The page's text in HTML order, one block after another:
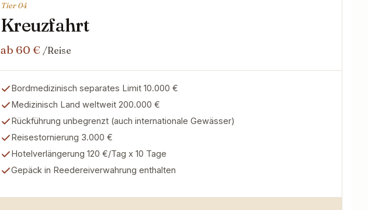
Tier 04
Kreuzfahrt
ab 60 € /Reise
Bordmedizinisch separates Limit 10.000 €
Medizinisch Land weltweit 200.000 €
Rückführung unbegrenzt (auch internationale Gewässer)
Reisestornierung 3.000 €
Hotelverlängerung 120 €/Tag x 10 Tage
Gepäck in Reedereiverwahrung enthalten